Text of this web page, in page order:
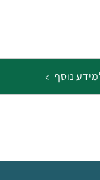
נוסף